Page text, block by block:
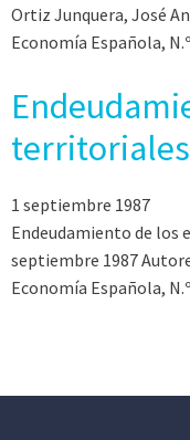
Ortiz Junquera, José
Economía Española,
1 septiembre 1987
Endeudamiento de los
septiembre 1987
Economía Española,